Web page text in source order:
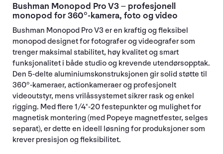
Bushman Monopod Pro V3 – profesjonell
monopod for 360°-kamera, foto og video
Bushman Monopod Pro V3 er en kraftig og fleksibel
monopod designet for fotografer og videografer som
trenger maksimal stabilitet, høy kvalitet og smart
funksjonalitet i både studio og krevende utendørsopptak.
Den 5-delte aluminiumskonstruksjonen gir solid støtte til
360°-kameraer, actionkameraer og profesjonelt
videoutstyr, mens vrilåssystemet sikrer rask og enkel
rigging. Med flere 1/4"-20 festepunkter og mulighet for
magnetisk montering (med Popeye magnetfester, selges
separat), er dette en ideell løsning for produksjoner som
krever presisjon og fleksibilitet.